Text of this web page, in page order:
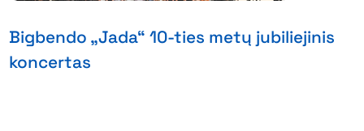
Bigbendo „Jada“ 10-ties metų jubiliejinis
koncertas